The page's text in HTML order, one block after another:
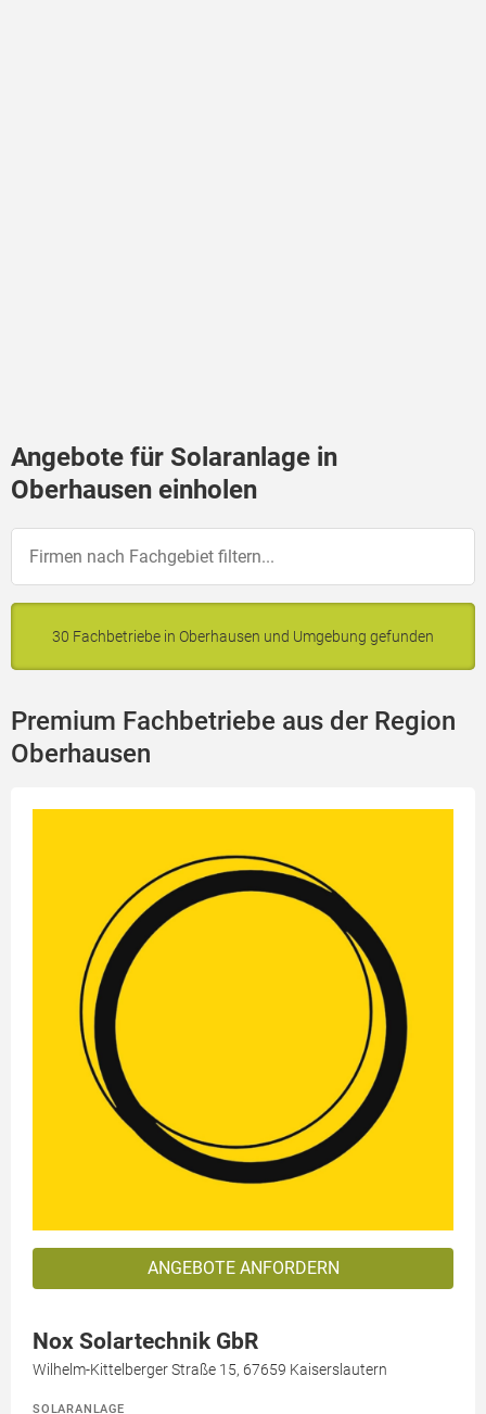
Angebote für Solaranlage in
Oberhausen einholen
30 Fachbetriebe in Oberhausen und Umgebung gefunden
Premium Fachbetriebe aus der Region
Oberhausen
ANGEBOTE ANFORDERN
Nox Solartechnik GbR
Wilhelm-Kittelberger Straße 15, 67659 Kaiserslautern
SOLARANLAGE